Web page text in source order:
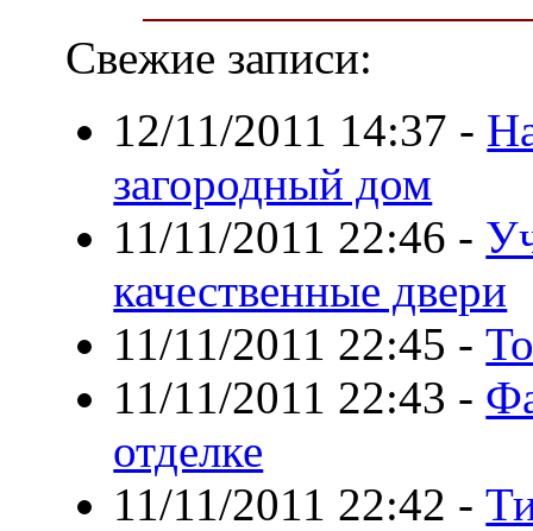
Свежие записи:
12/11/2011 14:37 -
загородный дом
11/11/2011 22:46 -
качественные двери
11/11/2011 22:45 -
11/11/2011 22:43 -
отделке
11/11/2011 22:42 -